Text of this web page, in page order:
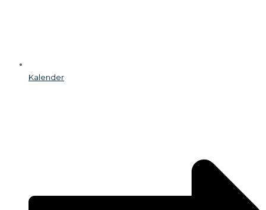
Kalender